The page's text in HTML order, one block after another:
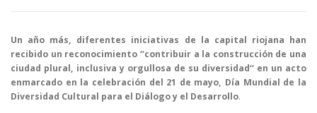
RECURSOS PUNTO DE ACOGIDA
Un año más, diferentes iniciativas de la capital riojana han
recibido un reconocimiento ‘‘contribuir a la construcción de una
ciudad plural, inclusiva y orgullosa de su diversidad‘‘ en un acto
enmarcado en la celebración del 21 de mayo, Día Mundial de la
Diversidad Cultural para el Diálogo y el Desarrollo.